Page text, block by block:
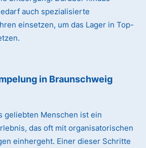
auch spezialisierte
einsetzen, um das Lager in Top-
in Braunschweig
geliebten Menschen ist ein
das oft mit organisatorischen
einhergeht. Einer dieser Schritte